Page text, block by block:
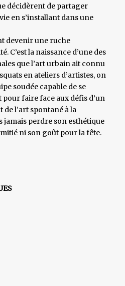
décidèrent de partager
en s’installant dans une
devenir une ruche
C’est la naissance d’une des
que l’art urbain ait connu
en ateliers d’artistes, on
soudée capable de se
faire face aux défis d’un
l’art spontané à la
jamais perdre son esthétique
ni son goût pour la fête.